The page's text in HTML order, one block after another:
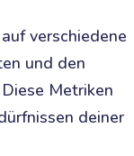
verschiedene
und den
Metriken
deiner